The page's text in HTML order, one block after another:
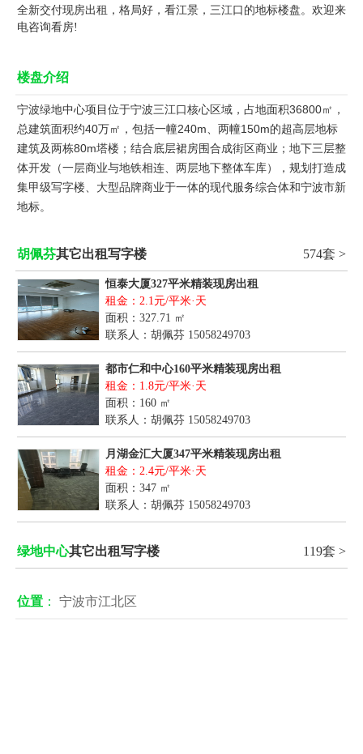
全新交付现房出租，格局好，看江景，三江口的地标楼盘。欢迎来
电咨询看房!
楼盘介绍
宁波绿地中心项目位于宁波三江口核心区域，占地面积36800㎡，
总建筑面积约40万㎡，包括一幢240m、两幢150m的超高层地标
建筑及两栋80m塔楼；结合底层裙房围合成街区商业；地下三层整
体开发（一层商业与地铁相连、两层地下整体车库），规划打造成
集甲级写字楼、大型品牌商业于一体的现代服务综合体和宁波市新
地标。
574套 >
胡佩芬其它出租写字楼
恒泰大厦327平米精装现房出租
租金：2.1元/平米·天
面积：327.71 ㎡
联系人：胡佩芬 15058249703
都市仁和中心160平米精装现房出租
租金：1.8元/平米·天
面积：160 ㎡
联系人：胡佩芬 15058249703
月湖金汇大厦347平米精装现房出租
租金：2.4元/平米·天
面积：347 ㎡
联系人：胡佩芬 15058249703
119套 >
绿地中心其它出租写字楼
位置： 宁波市江北区